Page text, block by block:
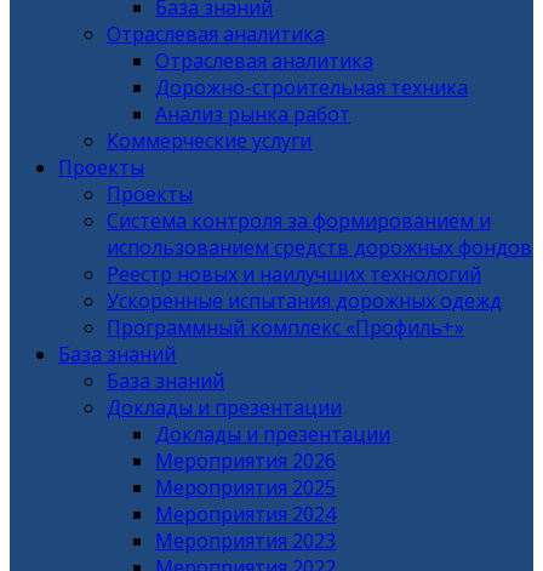
База знаний
Отраслевая аналитика
Отраслевая аналитика
Дорожно-строительная техника
Анализ рынка работ
Коммерческие услуги
Проекты
Проекты
Система контроля за формированием и
использованием средств дорожных фондов
Реестр новых и наилучших технологий
Ускоренные испытания дорожных одежд
Программный комплекс «Профиль+»
База знаний
База знаний
Доклады и презентации
Доклады и презентации
Мероприятия 2026
Мероприятия 2025
Мероприятия 2024
Мероприятия 2023